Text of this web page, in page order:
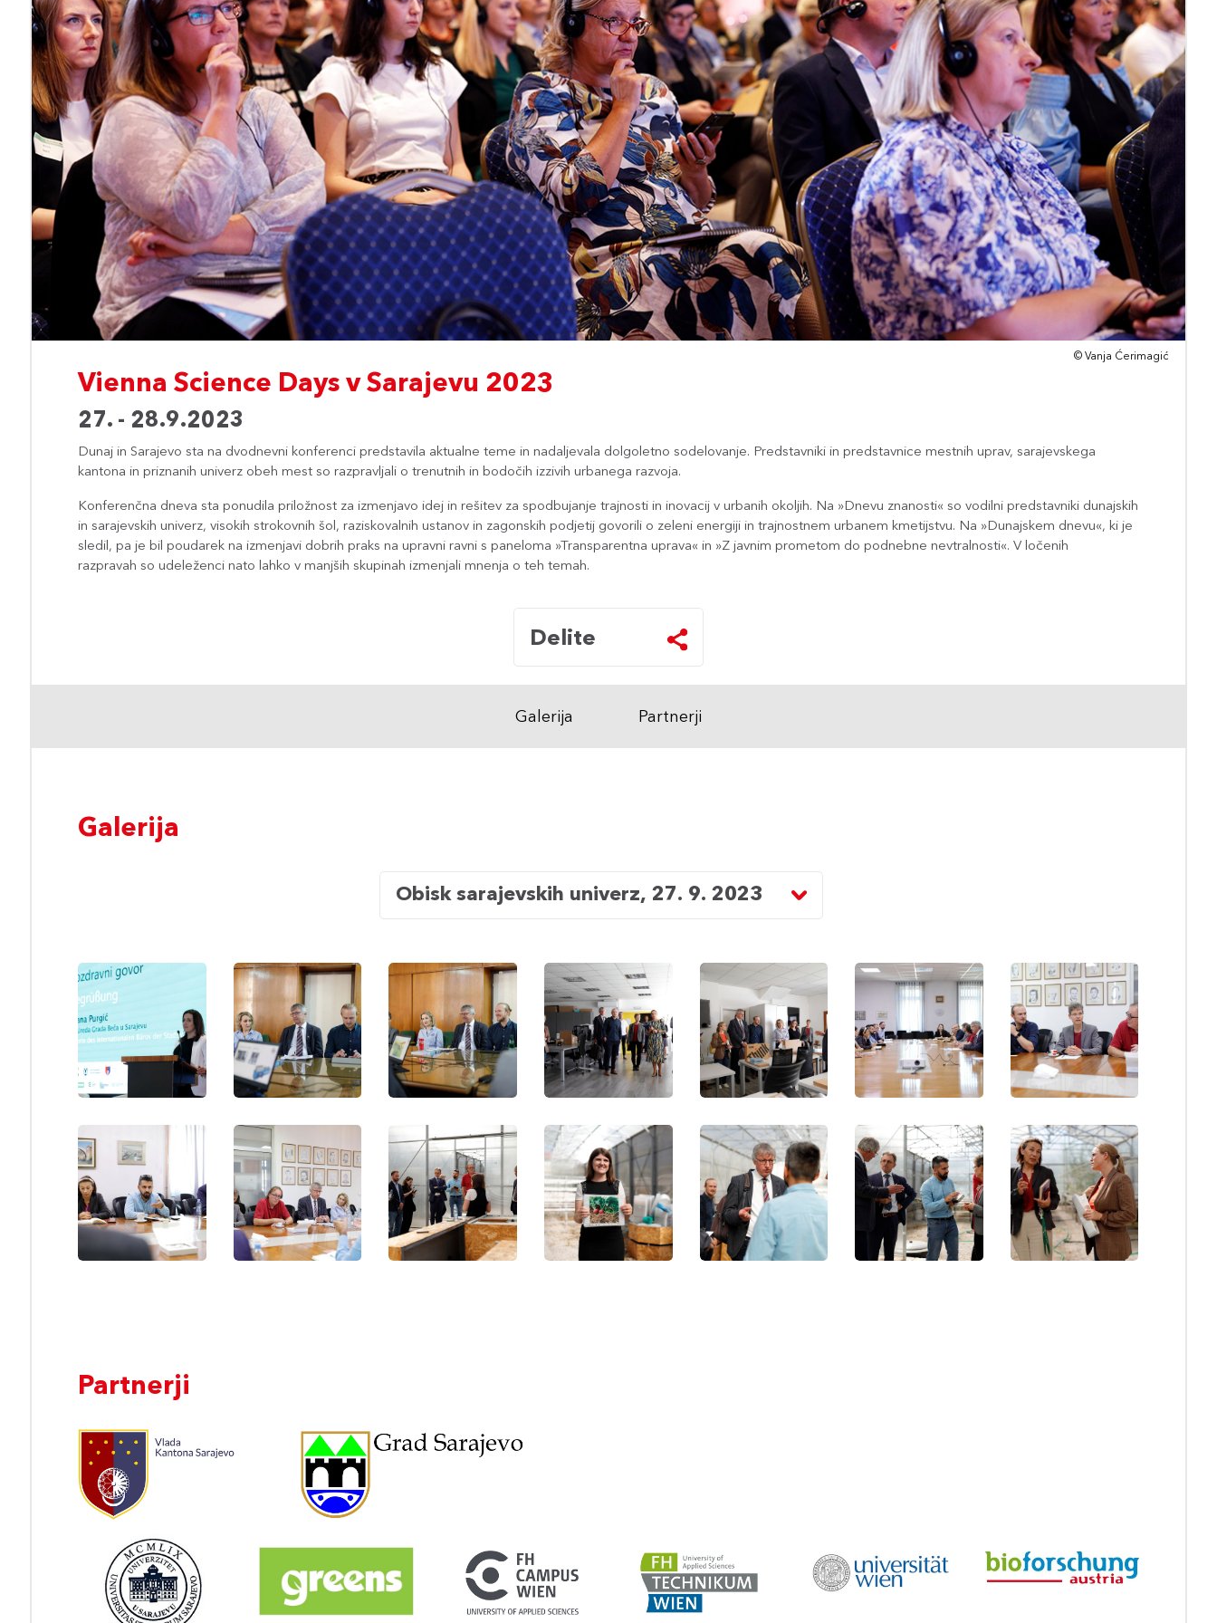
© Vanja Ćerimagić
Vienna Science Days v Sarajevu 2023
27. - 28.9.2023
Dunaj in Sarajevo sta na dvodnevni konferenci predstavila aktualne teme in nadaljevala dolgoletno sodelovanje. Predstavniki in predstavnice mestnih uprav, sarajevskega
kantona in priznanih univerz obeh mest so razpravljali o trenutnih in bodočih izzivih urbanega razvoja.
Konferenčna dneva sta ponudila priložnost za izmenjavo idej in rešitev za spodbujanje trajnosti in inovacij v urbanih okoljih. Na »Dnevu znanosti« so vodilni predstavniki dunajskih
in sarajevskih univerz, visokih strokovnih šol, raziskovalnih ustanov in zagonskih podjetij govorili o zeleni energiji in trajnostnem urbanem kmetijstvu. Na »Dunajskem dnevu«, ki je
sledil, pa je bil poudarek na izmenjavi dobrih praks na upravni ravni s paneloma »Transparentna uprava« in »Z javnim prometom do podnebne nevtralnosti«. V ločenih
razpravah so udeleženci nato lahko v manjših skupinah izmenjali mnenja o teh temah.
Delite
Galerija Partnerji
Galerija
Obisk sarajevskih univerz, 27. 9. 2023
Besuch
an
der
Fakultät
für
Maschinenbau
Universität
Sarajevo
Besuch
an
der
Fakultät
für
Maschinenbau
der
Universität
Sarajevo
Besuch
Fakultät
für
Maschinenbau
der
Universität
Sarajevo
Besuch
der
Fakultät
für
Maschinenbau
der
Universität
Sarajevo
Besuch
an
der
Fakultät
für
Maschinenbau
der
Universität
Sarajevo
Besuch
an
Fakultät
für
Landwirtschaft
und
Ernährung
der
Universität
Besuch
an
Fakultät
für
Landwirtschaft
und
Ernährung
Universität
an
der
Fakultät
für
Landwirtschaft
und
Ernährung
Universität
Besuch
an
der
Fakultät
für
Landwirtschaft
und
Ernährung
der
Universität
an
Fakultät
für
Landwirtschaft
und
Ernährung
der
Universität
Besuch
an
der
Fakultät
für
Landwirtschaft
und
Ernährung
der
Universität
Besuch
an
der
für
Landwirtschaft
und
Ernährung
der
Universität
an
der
Fakultät
für
Landwirtschaft
Ernährung
Universität
Besuch
an
der
Fakultät
für
Landwirtschaft
und
Ernährung
der
Universität
Partnerji